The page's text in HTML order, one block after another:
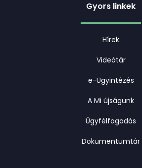
Gyors linkek
Hírek
Videótár
e-Ügyintézés
A Mi újságunk
Ügyfélfogadás
Dokumentumtár